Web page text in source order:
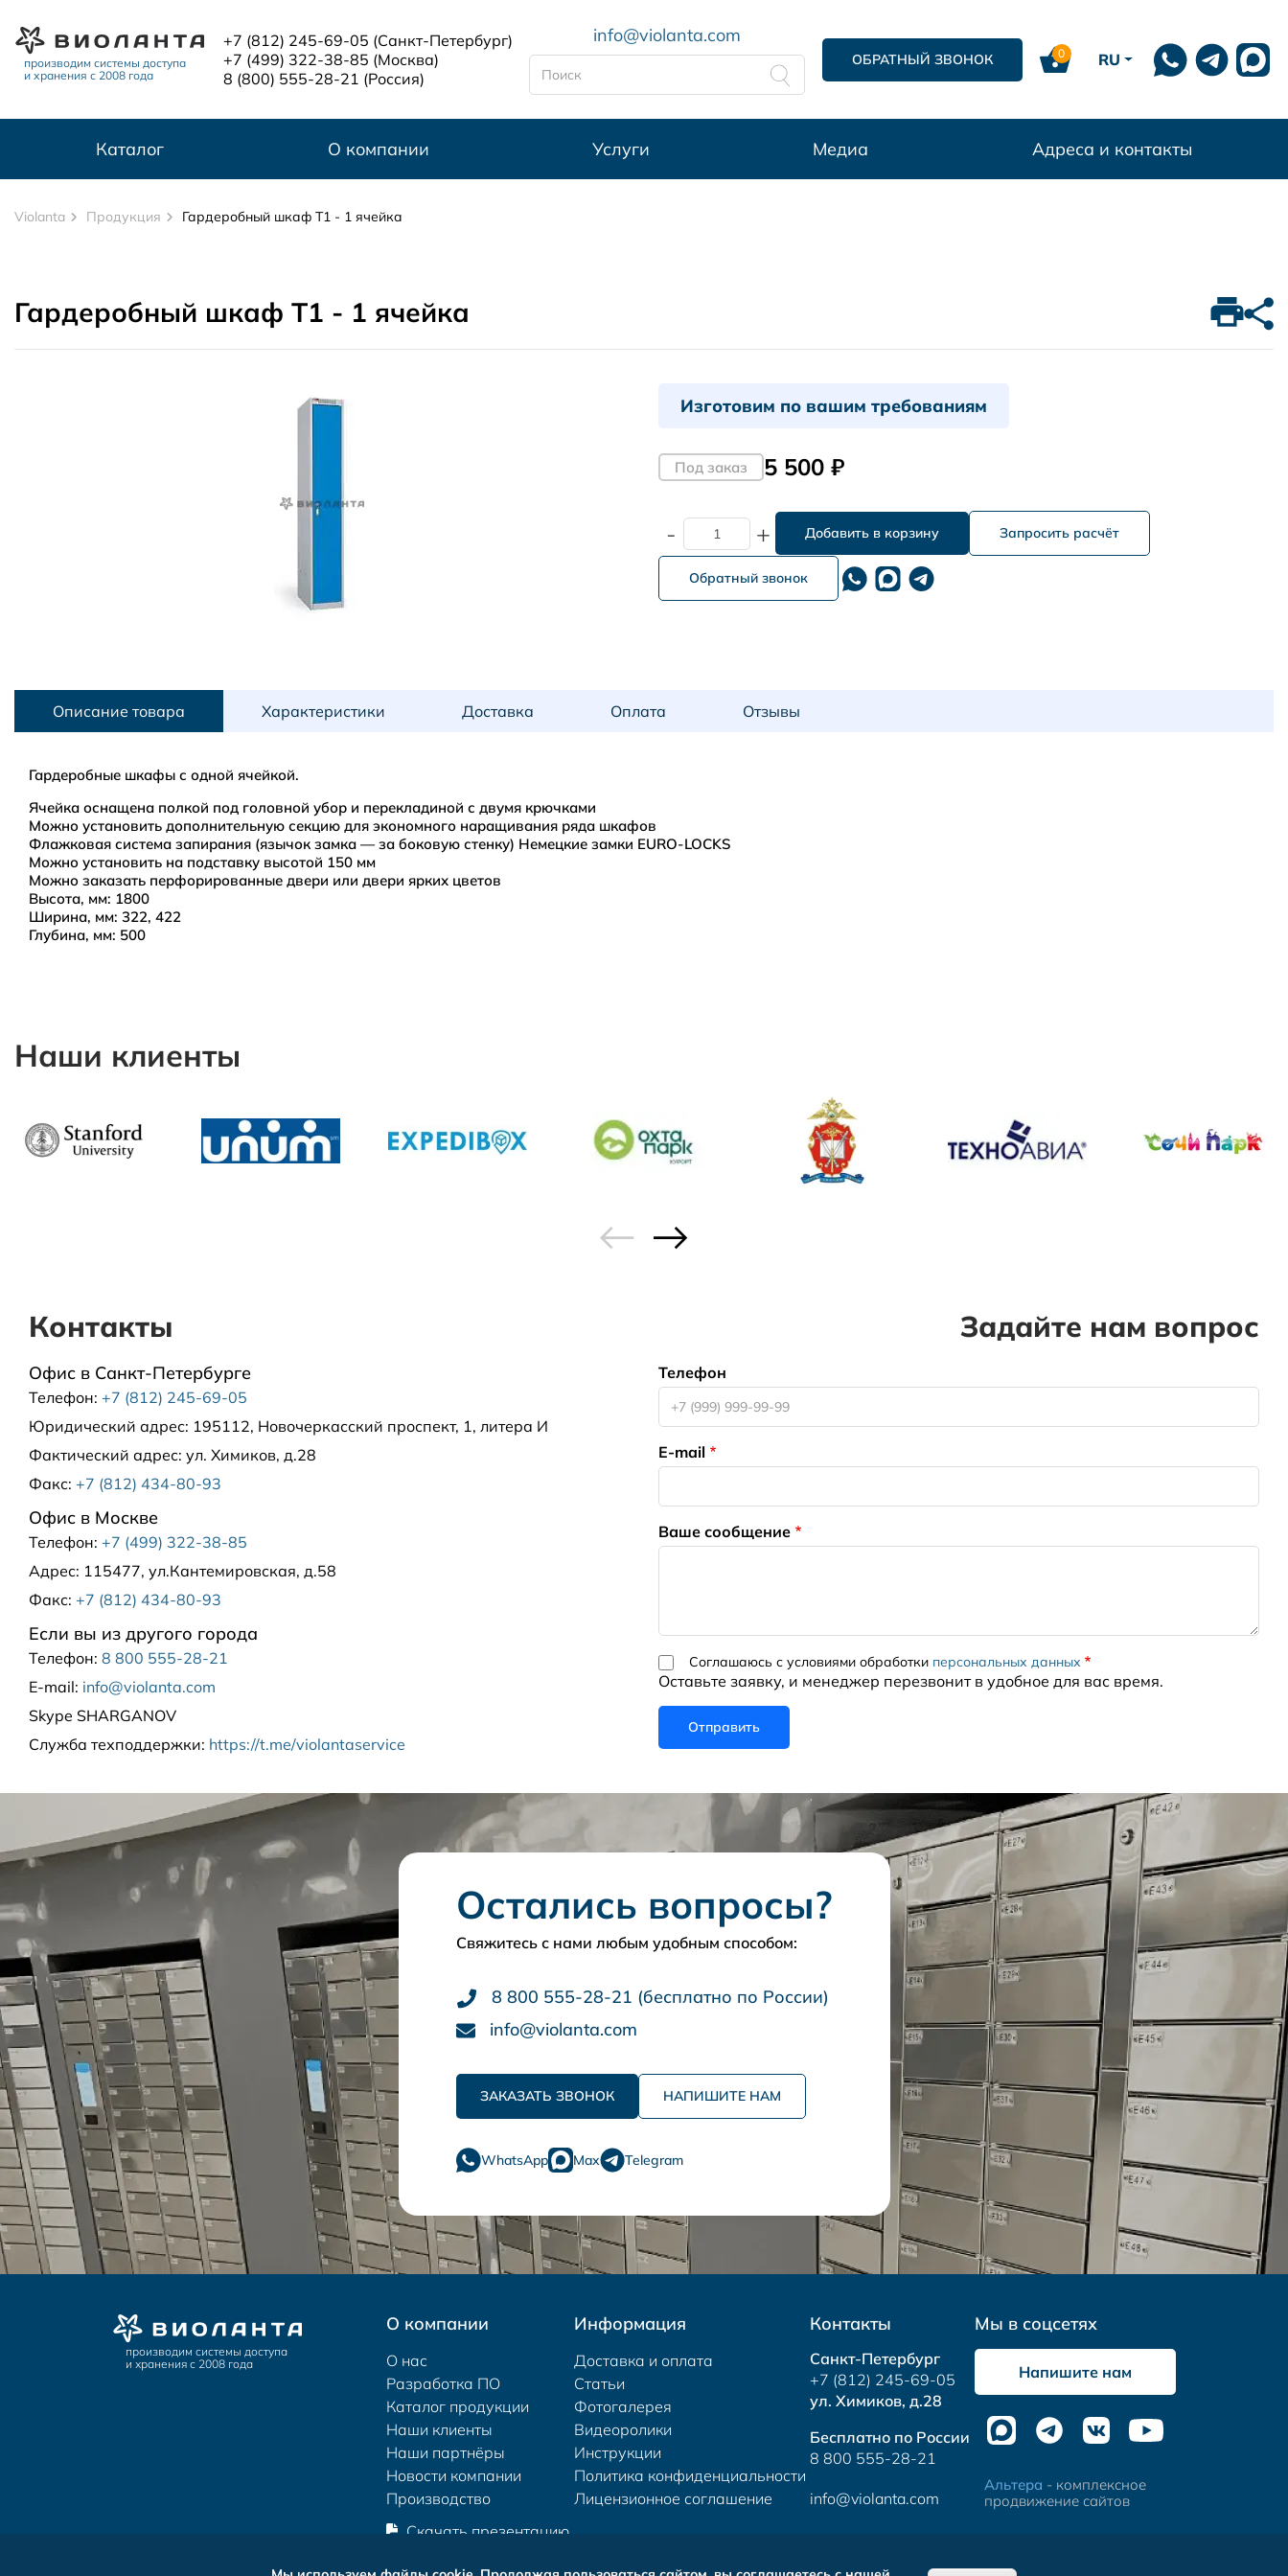
производим системы доступа
и хранения с 2008 года
+7 (812) 245-69-05 (Санкт-Петербург)
+7 (499) 322-38-85 (Москва)
8 (800) 555-28-21 (Россия)
info@violanta.com
ОБРАТНЫЙ ЗВОНОК 0 RU
Каталог О компании Услуги Медиа Адреса и контакты
Violanta Продукция Гардеробный шкаф Т1 - 1 ячейка
Гардеробный шкаф Т1 - 1 ячейка
Изготовим по вашим требованиям
Под заказ 5 500 ₽
- + Запросить расчёт
Обратный звонок
Описание товара Характеристики Доставка Оплата Отзывы
Гардеробные шкафы с одной ячейкой.
Ячейка оснащена полкой под головной убор и перекладиной с двумя крючками
Можно установить дополнительную секцию для экономного наращивания ряда шкафов
Флажковая система запирания (язычок замка — за боковую стенку) Немецкие замки EURO-LOCKS
Можно установить на подставку высотой 150 мм
Можно заказать перфорированные двери или двери ярких цветов
Высота, мм: 1800
Ширина, мм: 322, 422
Глубина, мм: 500
далее, чем 30 км от КАД - по согласованию
Регионы РФ
Доставка за рубеж
Наши клиенты
Контакты
Офис в Санкт-Петербурге
Телефон: +7 (812) 245-69-05
Юридический адрес: 195112, Новочеркасский проспект, 1, литера И
Фактический адрес: ул. Химиков, д.28
Факс: +7 (812) 434-80-93
Офис в Москве
Телефон: +7 (499) 322-38-85
Адрес: 115477, ул.Кантемировская, д.58
Факс: +7 (812) 434-80-93
Если вы из другого города
Телефон: 8 800 555-28-21
E-mail: info@violanta.com
Skype SHARGANOV
Служба техподдержки: https://t.me/violantaservice
Задайте нам вопрос
Телефон
E-mail
Ваше сообщение
Соглашаюсь с условиями обработки персональных данных
Оставьте заявку, и менеджер перезвонит в удобное для вас время.
Остались вопросы?
Свяжитесь с нами любым удобным способом:
8 800 555-28-21 (бесплатно по России)
info@violanta.com
ЗАКАЗАТЬ ЗВОНОК НАПИШИТЕ НАМ
WhatsApp Max Telegram
производим системы доступа
и хранения с 2008 года
О компании
О нас
Разработка ПО
Каталог продукции
Наши клиенты
Наши партнёры
Новости компании
Производство
Скачать презентацию
Информация
Доставка и оплата
Статьи
Фотогалерея
Видеоролики
Инструкции
Политика конфиденциальности
Лицензионное соглашение
Контакты
Санкт-Петербург
+7 (812) 245-69-05
ул. Химиков, д.28
Бесплатно по России
8 800 555-28-21
info@violanta.com
Мы в соцсетях
Напишите нам
Альтера - комплексное
продвижение сайтов